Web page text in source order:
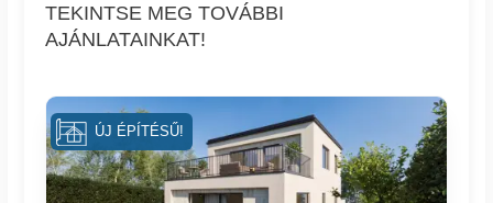
TEKINTSE MEG TOVÁBBI
AJÁNLATAINKAT!
ÚJ ÉPÍTÉSŰ!